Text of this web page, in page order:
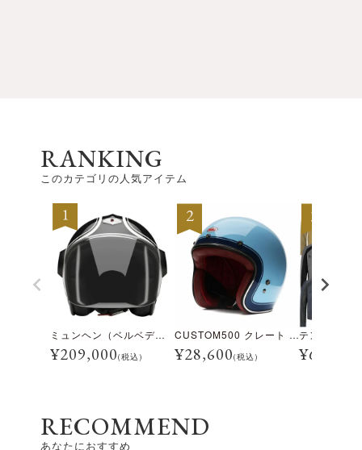
RANKING
このカテゴリの人気アイテム
ミュンヘン（ベルベデーレ）
¥209,000(税込)
CUSTOM500 クレート アイスブルー
¥28,600(税込) ¥69,300
RECOMMEND
あなたにおすすめ